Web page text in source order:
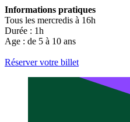
Informations pratiques
Tous les mercredis à 16h
Durée : 1h
Age : de 5 à 10 ans
Réserver votre billet